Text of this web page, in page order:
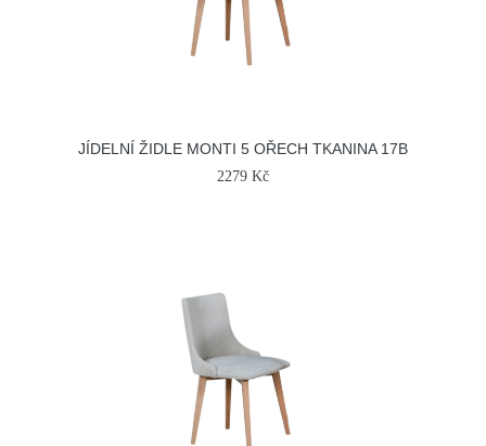
JÍDELNÍ ŽIDLE MONTI 5 OŘECH TKANINA 17B
2279 Kč